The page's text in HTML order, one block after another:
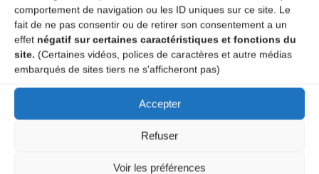
comportement de navigation ou les ID uniques sur ce site. Le
fait de ne pas consentir ou de retirer son consentement a un
effet négatif sur certaines caractéristiques et fonctions du
site. (Certaines vidéos, polices de caractères et autre médias
embarqués de sites tiers ne s'afficheront pas)
Accepter
Refuser
Voir les préférences